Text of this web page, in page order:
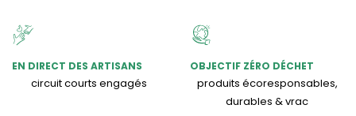
EN DIRECT DES ARTISANS
circuit courts engagés
OBJECTIF ZÉRO DÉCHET
produits écoresponsables,
durables & vrac